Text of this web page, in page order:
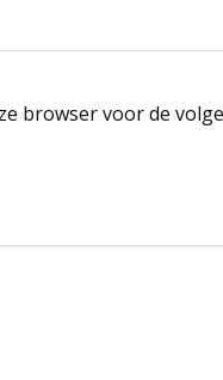
browser voor de